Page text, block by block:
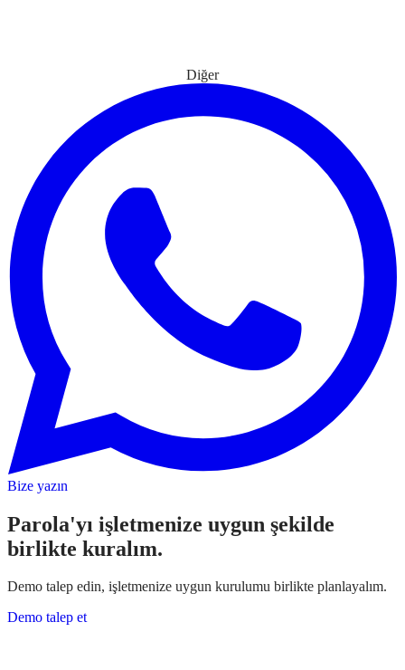
Diğer
Bize yazın
Parola'yı işletmenize uygun şekilde
birlikte kuralım.
Demo talep edin, işletmenize uygun kurulumu birlikte planlayalım.
Demo talep et